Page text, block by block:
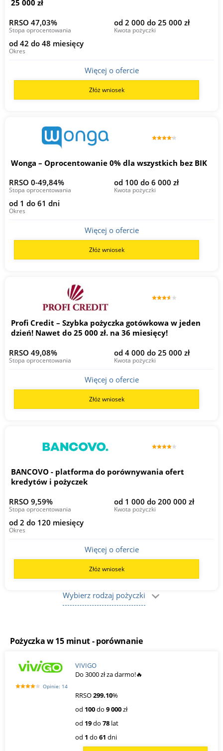
25 000 zł
RRSO 47,03%
Stopa oprocentowania
od 2 000 do 25 000 zł
Kwota pożyczki
od 42 do 48 miesięcy
Okres
Więcej o ofercie
Złóż wniosek
Wonga – Oprocentowanie 0% dla wszystkich bez BIK
RRSO 0-49,84%
Stopa oprocentowania
od 100 do 6 000 zł
Kwota pożyczki
od 1 do 61 dni
Okres
Więcej o ofercie
Złóż wniosek
Profi Credit – Szybka pożyczka gotówkowa w jeden
dzień! Nawet do 25 000 zł. na 36 miesięcy!
RRSO 49,08%
Stopa oprocentowania
od 4 000 do 25 000 zł
Kwota pożyczki
Więcej o ofercie
Złóż wniosek
BANCOVO - platforma do porównywania ofert
kredytów i pożyczek
RRSO 9,59%
Stopa oprocentowania
od 1 000 do 200 000 zł
Kwota pożyczki
od 2 do 120 miesięcy
Okres
Więcej o ofercie
Złóż wniosek
Wybierz rodzaj pożyczki
Pożyczka w 15 minut - porównanie
Opinie: 14
VIVIGO
Do 3000 zł za darmo!🔥
RRSO299.10%
od 100do 9 000zł
od 19do 78 lat
od 1 do 61 dni